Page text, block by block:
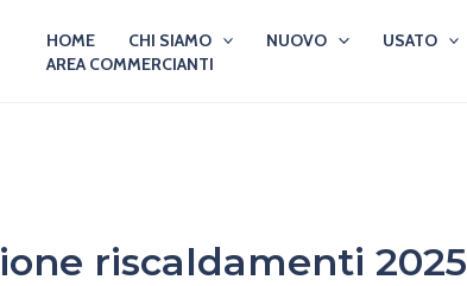
HOME CHI SIAMO NUOVO USATO
AREA COMMERCIANTI
riscaldamenti 2025